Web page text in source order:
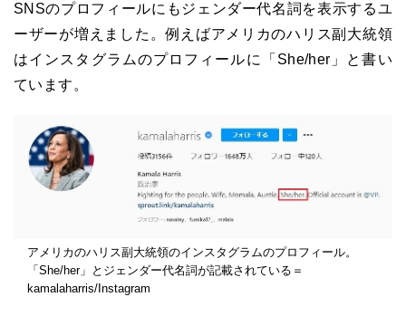
SNSのプロフィールにもジェンダー代名詞を表示するユ
ーザーが増えました。例えばアメリカのハリス副大統領
はインスタグラムのプロフィールに「She/her」と書い
ています。
アメリカのハリス副大統領のインスタグラムのプロフィール。
「She/her」とジェンダー代名詞が記載されている＝
kamalaharris/Instagram